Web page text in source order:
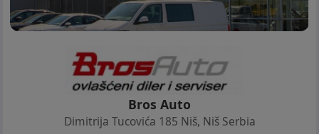
Bros Auto
Dimitrija Tucovića 185 Niš, Niš Serbia